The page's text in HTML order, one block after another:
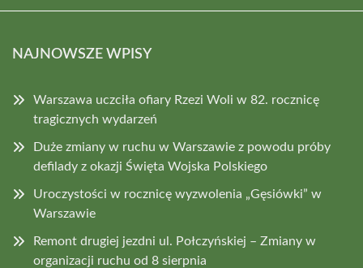
NAJNOWSZE WPISY
Warszawa uczciła ofiary Rzezi Woli w 82. rocznicę
tragicznych wydarzeń
Duże zmiany w ruchu w Warszawie z powodu próby
defilady z okazji Święta Wojska Polskiego
Uroczystości w rocznicę wyzwolenia „Gęsiówki” w
Warszawie
Remont drugiej jezdni ul. Połczyńskiej – Zmiany w
organizacji ruchu od 8 sierpnia